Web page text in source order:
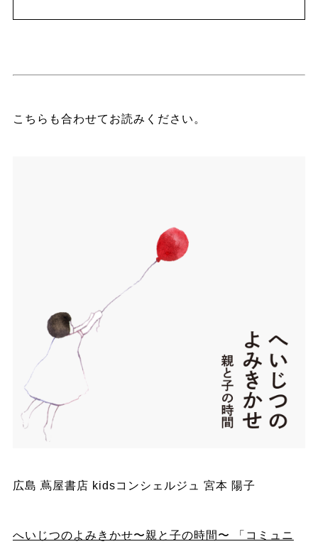
こちらも合わせてお読みください。
広島 蔦屋書店 kidsコンシェルジュ 宮本 陽子
へいじつのよみきかせ〜親と子の時間〜 「コミュニ